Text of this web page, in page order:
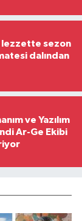
sezon
dalından
ve Yazılım
Ar-Ge Ekibi